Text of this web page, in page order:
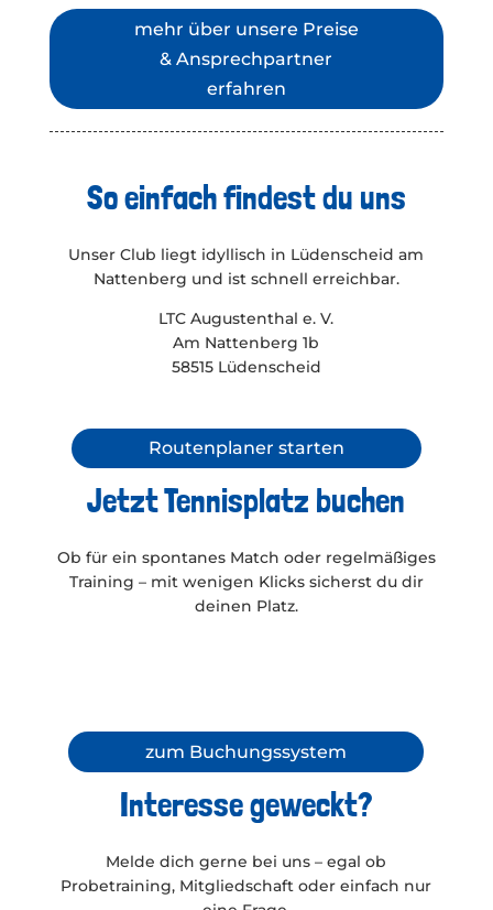
mehr über unsere Preise
& Ansprechpartner
erfahren
So einfach findest du uns
Unser Club liegt idyllisch in Lüdenscheid am
Nattenberg und ist schnell erreichbar.
LTC Augustenthal e. V.
Am Nattenberg 1b
58515 Lüdenscheid
Routenplaner starten
Jetzt Tennisplatz buchen
Ob für ein spontanes Match oder regelmäßiges
Training – mit wenigen Klicks sicherst du dir
deinen Platz.
zum Buchungssystem
Interesse geweckt?
Melde dich gerne bei uns – egal ob
Probetraining, Mitgliedschaft oder einfach nur